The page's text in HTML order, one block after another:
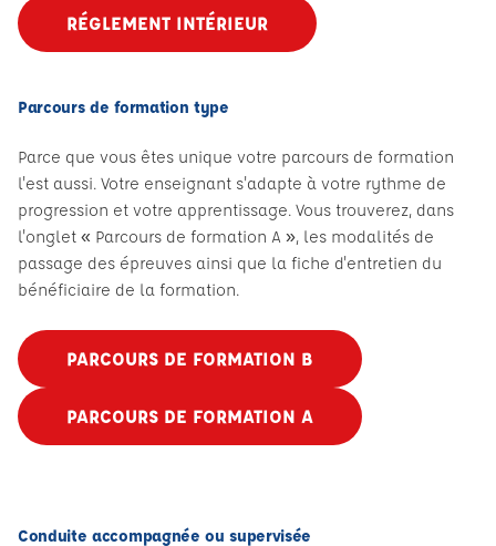
RÉGLEMENT INTÉRIEUR
Parcours de formation type
Parce que vous êtes unique votre parcours de formation
l'est aussi. Votre enseignant s'adapte à votre rythme de
progression et votre apprentissage. Vous trouverez, dans
l'onglet « Parcours de formation A », les modalités de
passage des épreuves ainsi que la fiche d'entretien du
bénéficiaire de la formation.
PARCOURS DE FORMATION B
PARCOURS DE FORMATION A
Conduite accompagnée ou supervisée